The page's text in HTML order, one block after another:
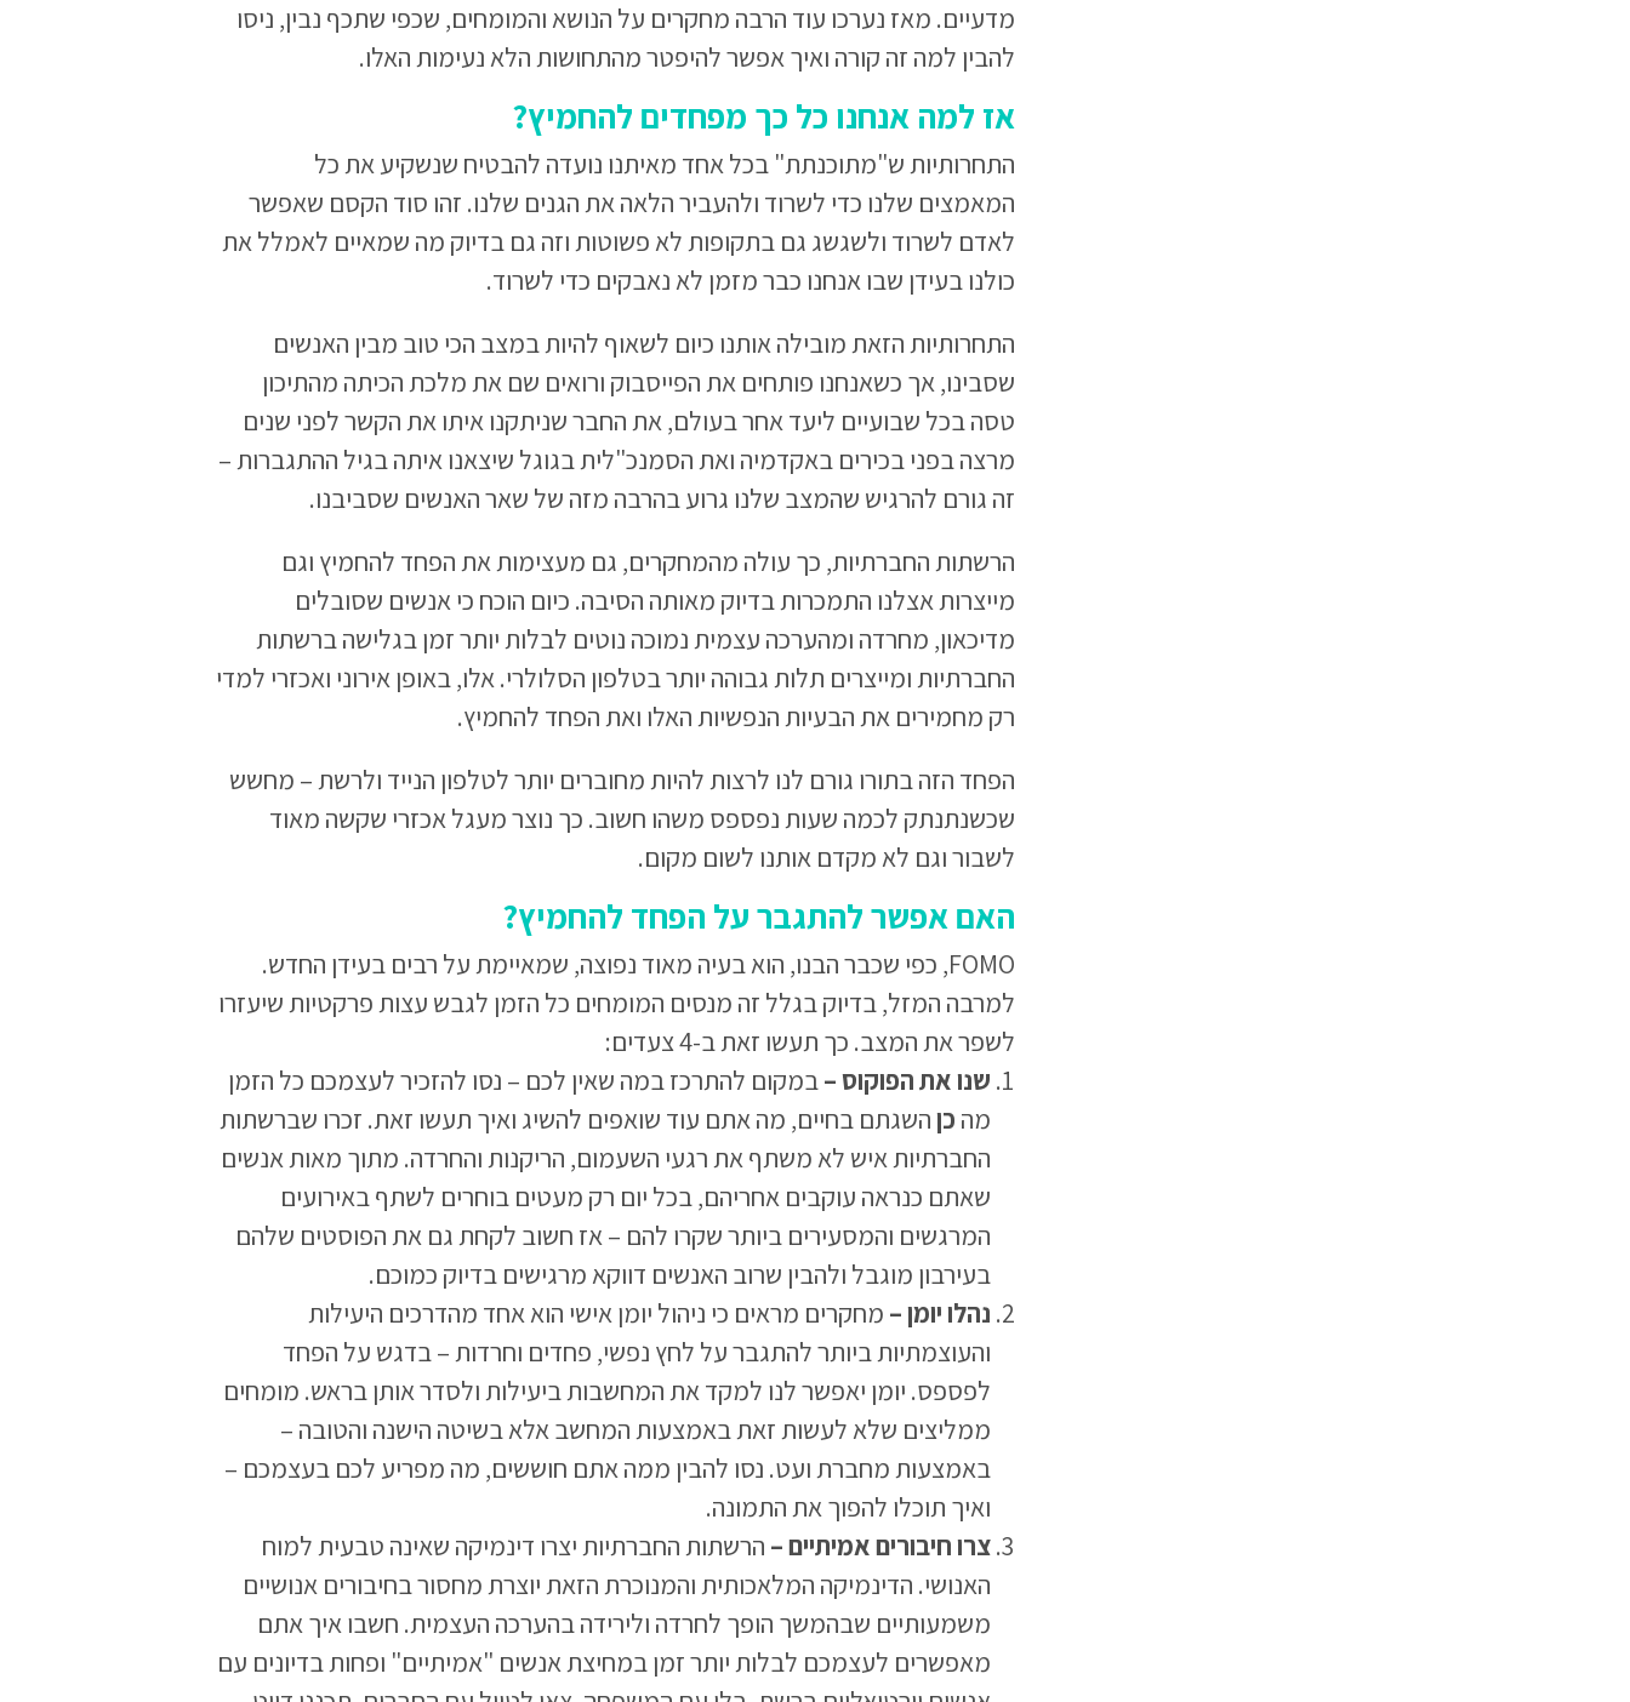
מדעיים. מאז נערכו עוד הרבה מחקרים על הנושא והמומחים, שכפי שתכף נבין, ניסו
להבין למה זה קורה ואיך אפשר להיפטר מהתחושות הלא נעימות האלו.
אז למה אנחנו כל כך מפחדים להחמיץ?
התחרותיות ש"מתוכנתת" בכל אחד מאיתנו נועדה להבטיח שנשקיע את כל
המאמצים שלנו כדי לשרוד ולהעביר הלאה את הגנים שלנו. זהו סוד הקסם שאפשר
לאדם לשרוד ולשגשג גם בתקופות לא פשוטות וזה גם בדיוק מה שמאיים לאמלל את
כולנו בעידן שבו אנחנו כבר מזמן לא נאבקים כדי לשרוד.
התחרותיות הזאת מובילה אותנו כיום לשאוף להיות במצב הכי טוב מבין האנשים
שסבינו, אך כשאנחנו פותחים את הפייסבוק ורואים שם את מלכת הכיתה מהתיכון
טסה בכל שבועיים ליעד אחר בעולם, את החבר שניתקנו איתו את הקשר לפני שנים
מרצה בפני בכירים באקדמיה ואת הסמנכ"לית בגוגל שיצאנו איתה בגיל ההתגברות –
זה גורם להרגיש שהמצב שלנו גרוע בהרבה מזה של שאר האנשים שסביבנו.
הרשתות החברתיות, כך עולה מהמחקרים, גם מעצימות את הפחד להחמיץ וגם
מייצרות אצלנו התמכרות בדיוק מאותה הסיבה. כיום הוכח כי אנשים שסובלים
מדיכאון, מחרדה ומהערכה עצמית נמוכה נוטים לבלות יותר זמן בגלישה ברשתות
החברתיות ומייצרים תלות גבוהה יותר בטלפון הסלולרי. אלו, באופן אירוני ואכזרי למדי
רק מחמירים את הבעיות הנפשיות האלו ואת הפחד להחמיץ.
הפחד הזה בתורו גורם לנו לרצות להיות מחוברים יותר לטלפון הנייד ולרשת – מחשש
שכשנתנתק לכמה שעות נפספס משהו חשוב. כך נוצר מעגל אכזרי שקשה מאוד
לשבור וגם לא מקדם אותנו לשום מקום.
האם אפשר להתגבר על הפחד להחמיץ?
FOMO, כפי שכבר הבנו, הוא בעיה מאוד נפוצה, שמאיימת על רבים בעידן החדש.
למרבה המזל, בדיוק בגלל זה מנסים המומחים כל הזמן לגבש עצות פרקטיות שיעזרו
לשפר את המצב. כך תעשו זאת ב-4 צעדים:
שנו את הפוקוס –במקום להתרכז במה שאין לכם – נסו להזכיר לעצמכם כל הזמן
מה כןהשגתם בחיים, מה אתם עוד שואפים להשיג ואיך תעשו זאת. זכרו שברשתות
החברתיות איש לא משתף את רגעי השעמום, הריקנות והחרדה. מתוך מאות אנשים
שאתם כנראה עוקבים אחריהם, בכל יום רק מעטים בוחרים לשתף באירועים
המרגשים והמסעירים ביותר שקרו להם – אז חשוב לקחת גם את הפוסטים שלהם
בעירבון מוגבל ולהבין שרוב האנשים דווקא מרגישים בדיוק כמוכם.
נהלו יומן – מחקרים מראים כי ניהול יומן אישי הוא אחד מהדרכים היעילות
והעוצמתיות ביותר להתגבר על לחץ נפשי, פחדים וחרדות – בדגש על הפחד
לפספס. יומן יאפשר לנו למקד את המחשבות ביעילות ולסדר אותן בראש. מומחים
ממליצים שלא לעשות זאת באמצעות המחשב אלא בשיטה הישנה והטובה –
באמצעות מחברת ועט. נסו להבין ממה אתם חוששים, מה מפריע לכם בעצמכם –
ואיך תוכלו להפוך את התמונה.
צרו חיבורים אמיתיים – הרשתות החברתיות יצרו דינמיקה שאינה טבעית למוח
האנושי. הדינמיקה המלאכותית והמנוכרת הזאת יוצרת מחסור בחיבורים אנושיים
משמעותיים שבהמשך הופך לחרדה ולירידה בהערכה העצמית. חשבו איך אתם
מאפשרים לעצמכם לבלות יותר זמן במחיצת אנשים "אמיתיים" ופחות בדיונים עם